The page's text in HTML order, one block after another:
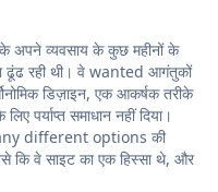
अपने व्यवसाय के कुछ महीनों के
ढूंढ रही थी। वे wanted आगंतुकों
डिज़ाइन, एक आकर्षक तरीके
समाधान नहीं दिया।
different options की
कि वे साइट का एक हिस्सा थे, और